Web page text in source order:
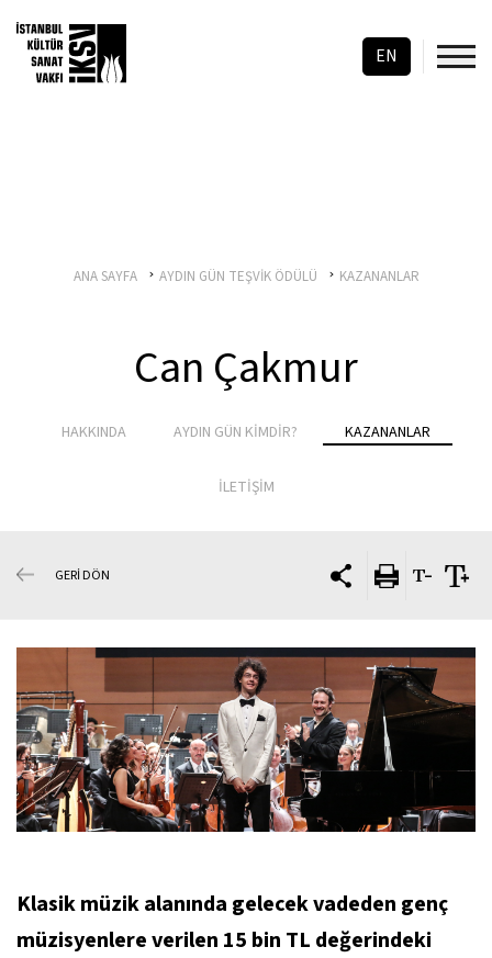
EN
ANA SAYFA AYDIN GÜN TEŞVİK ÖDÜLÜ KAZANANLAR
Can Çakmur
HAKKINDA AYDIN GÜN KİMDİR? KAZANANLAR
İLETİŞİM
GERİ DÖN
Klasik müzik alanında gelecek vadeden genç
müzisyenlere verilen 15 bin TL değerindeki